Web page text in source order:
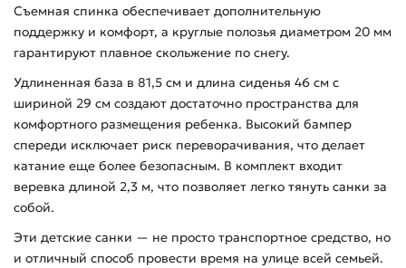
Съемная спинка обеспечивает дополнительную
поддержку и комфорт, а круглые полозья диаметром 20 мм
гарантируют плавное скольжение по снегу.
Удлиненная база в 81,5 см и длина сиденья 46 см с
шириной 29 см создают достаточно пространства для
комфортного размещения ребенка. Высокий бампер
спереди исключает риск переворачивания, что делает
катание еще более безопасным. В комплект входит
веревка длиной 2,3 м, что позволяет легко тянуть санки за
собой.
Эти детские санки — не просто транспортное средство, но
и отличный способ провести время на улице всей семьей.